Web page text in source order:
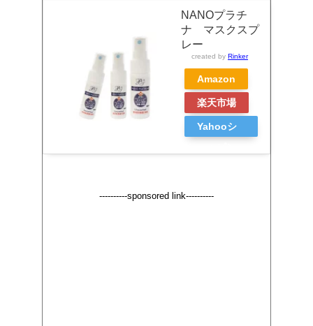
NANOプラチ
ナ マスクスプ
レー
created by Rinker
Amazon
楽天市場
Yahooシ
----------sponsored link----------